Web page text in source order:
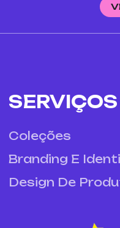
SERVIÇOS
Coleções
Branding E
Design De